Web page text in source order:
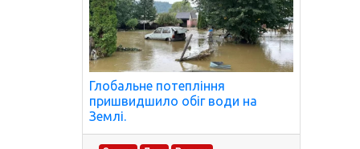
Глобальне потепління
пришвидшило обіг води на
Землі.